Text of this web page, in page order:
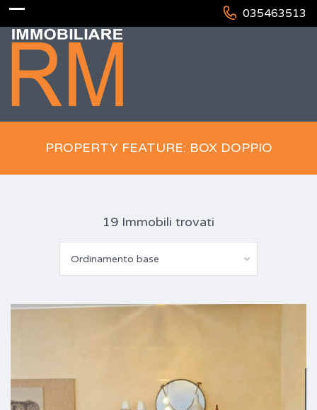
035463513
PROPERTY FEATURE: BOX DOPPIO
19 Immobili trovati
Ordinamento base